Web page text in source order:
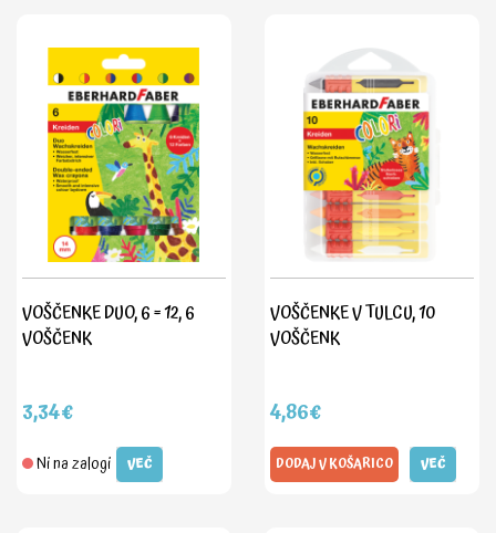
VOŠČENKE DUO, 6 = 12, 6
VOŠČENK
3,34€
Ni na zalogi VEČ
VOŠČENKE V TULCU, 10
VOŠČENK
4,86€
DODAJ V KOŠARICO VEČ